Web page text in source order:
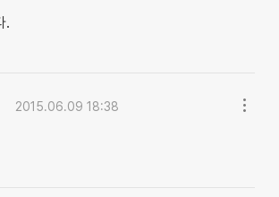
.
2015.06.09 18:38